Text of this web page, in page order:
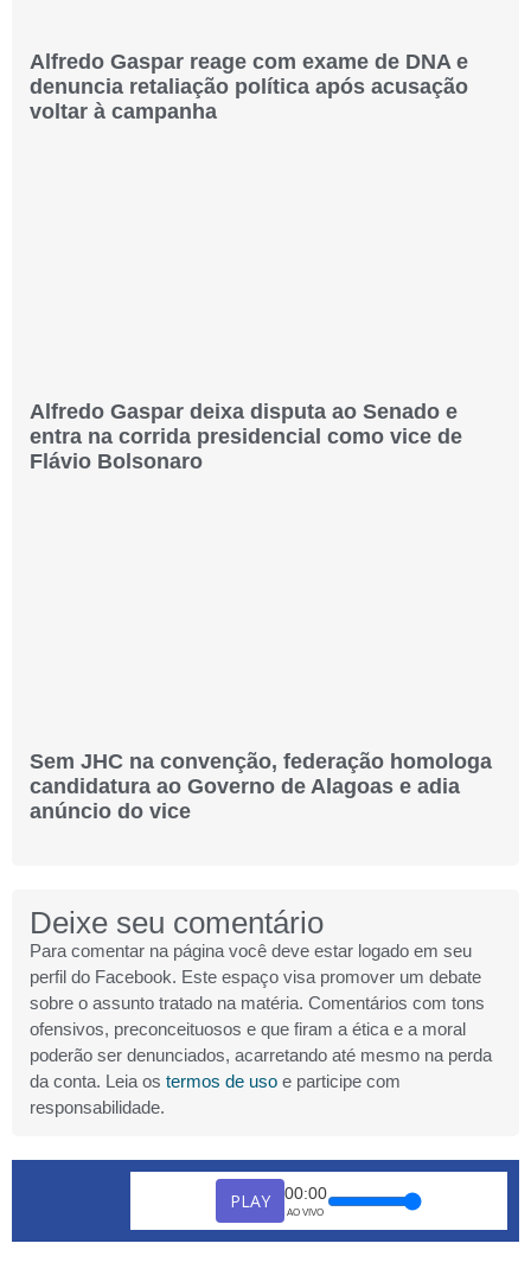
Alfredo Gaspar reage com exame de DNA e
denuncia retaliação política após acusação
voltar à campanha
Alfredo Gaspar deixa disputa ao Senado e
entra na corrida presidencial como vice de
Flávio Bolsonaro
Sem JHC na convenção, federação homologa
candidatura ao Governo de Alagoas e adia
anúncio do vice
Deixe seu comentário
Para comentar na página você deve estar logado em seu
perfil do Facebook. Este espaço visa promover um debate
sobre o assunto tratado na matéria. Comentários com tons
ofensivos, preconceituosos e que firam a ética e a moral
poderão ser denunciados, acarretando até mesmo na perda
da conta. Leia os termos de uso e participe com
responsabilidade.
PLAY 00:00
AO VIVO